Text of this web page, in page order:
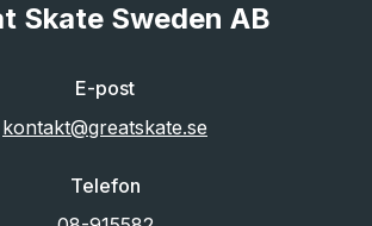
Skate Sweden AB
E-post
kontakt@greatskate.se
Telefon